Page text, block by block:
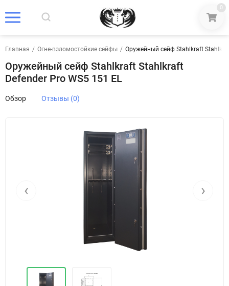
0
Главная / Огне-взломостойкие сейфы / Оружейный сейф Stahlkraft
Оружейный сейф Stahlkraft Stahlkraft
Defender Pro WS5 151 EL
Обзор Отзывы (0)
‹ ›